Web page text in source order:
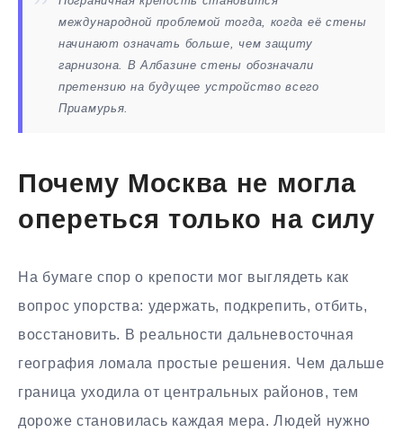
международной проблемой тогда, когда её стены
начинают означать больше, чем защиту
гарнизона. В Албазине стены обозначали
претензию на будущее устройство всего
Приамурья.
Почему Москва не могла
опереться только на силу
На бумаге спор о крепости мог выглядеть как
вопрос упорства: удержать, подкрепить, отбить,
восстановить. В реальности дальневосточная
география ломала простые решения. Чем дальше
граница уходила от центральных районов, тем
дороже становилась каждая мера. Людей нужно